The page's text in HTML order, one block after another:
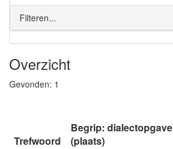
Filteren...
Overzicht
Gevonden: 1
Trefwoord
Begrip: dialectopgave
(plaats)